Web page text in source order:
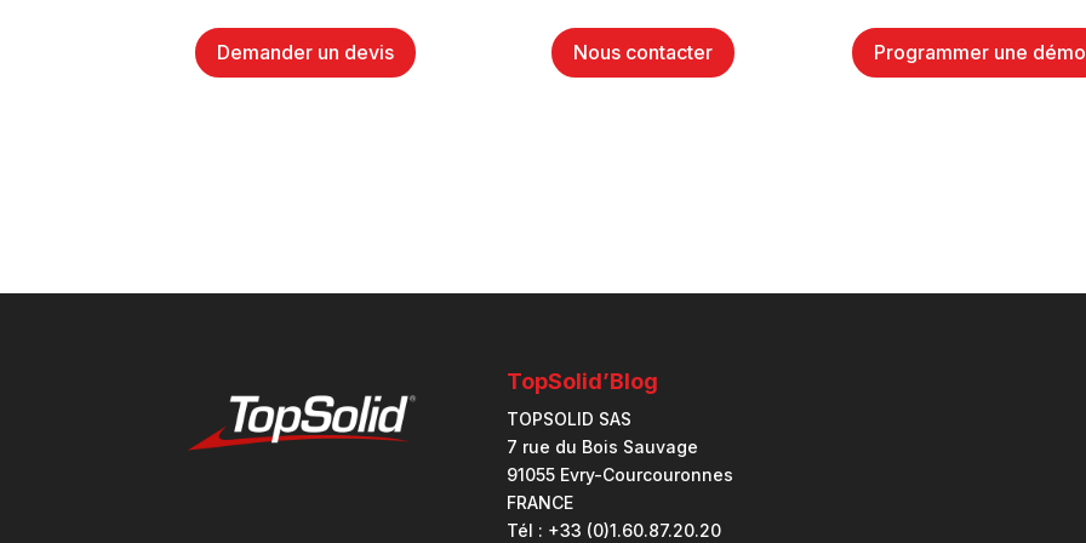
Demander un devis Nous contacter Programmer une démo
TopSolid’Blog
TOPSOLID SAS
7 rue du Bois Sauvage
91055 Evry-Courcouronnes
FRANCE
Tél : +33 (0)1.60.87.20.20